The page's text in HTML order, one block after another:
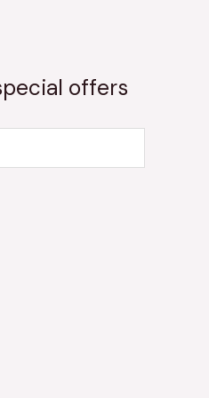
offers